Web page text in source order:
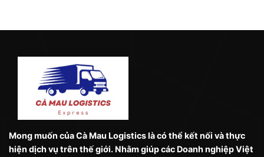
Mong muốn của Cà Mau Logistics là có thể kết nối và thực
hiện dịch vụ trên thế giới. Nhằm giúp các Doanh nghiệp Việt